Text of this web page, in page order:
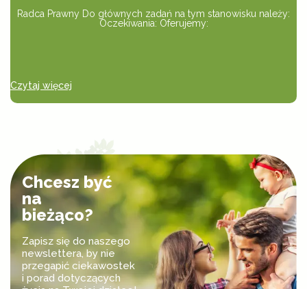
Radca Prawny Do głównych zadań na tym stanowisku należy:
Oczekiwania: Oferujemy:
Czytaj więcej
Chcesz być
na
bieżąco?
Zapisz się do naszego
newslettera, by nie
przegapić ciekawostek
i porad dotyczących